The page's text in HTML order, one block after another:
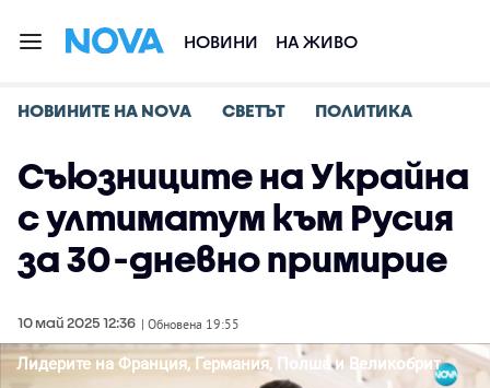
НОВИНИ НА ЖИВО
НОВИНИТЕ НА NOVA СВЕТЪТ ПОЛИТИКА
Съюзниците на Украйна
с ултиматум към Русия
за 30-дневно примирие
10 май 2025 12:36 | Обновена 19:55